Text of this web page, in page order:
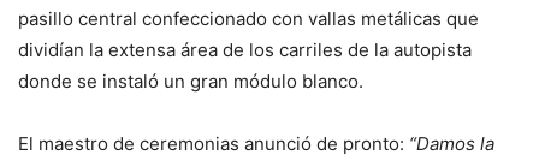
pasillo central confeccionado con vallas metálicas que
dividían la extensa área de los carriles de la autopista
donde se instaló un gran módulo blanco.
El maestro de ceremonias anunció de pronto: “Damos la